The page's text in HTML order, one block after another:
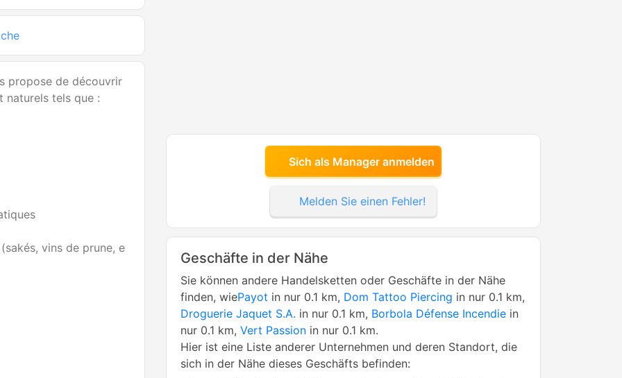
propose de découvrir
naturels tels que :
vins de prune, e
Sich als Manager anmelden
Melden Sie einen Fehler!
Geschäfte in der Nähe
Sie können andere Handelsketten oder Geschäfte in der Nähe
finden, wiePayot in nur 0.1 km, Dom Tattoo Piercing in nur 0.1 km,
Droguerie Jaquet S.A. in nur 0.1 km, Borbola Défense Incendie in
nur 0.1 km, Vert Passion in nur 0.1 km.
Hier ist eine Liste anderer Unternehmen und deren Standort, die
sich in der Nähe dieses Geschäfts befinden: